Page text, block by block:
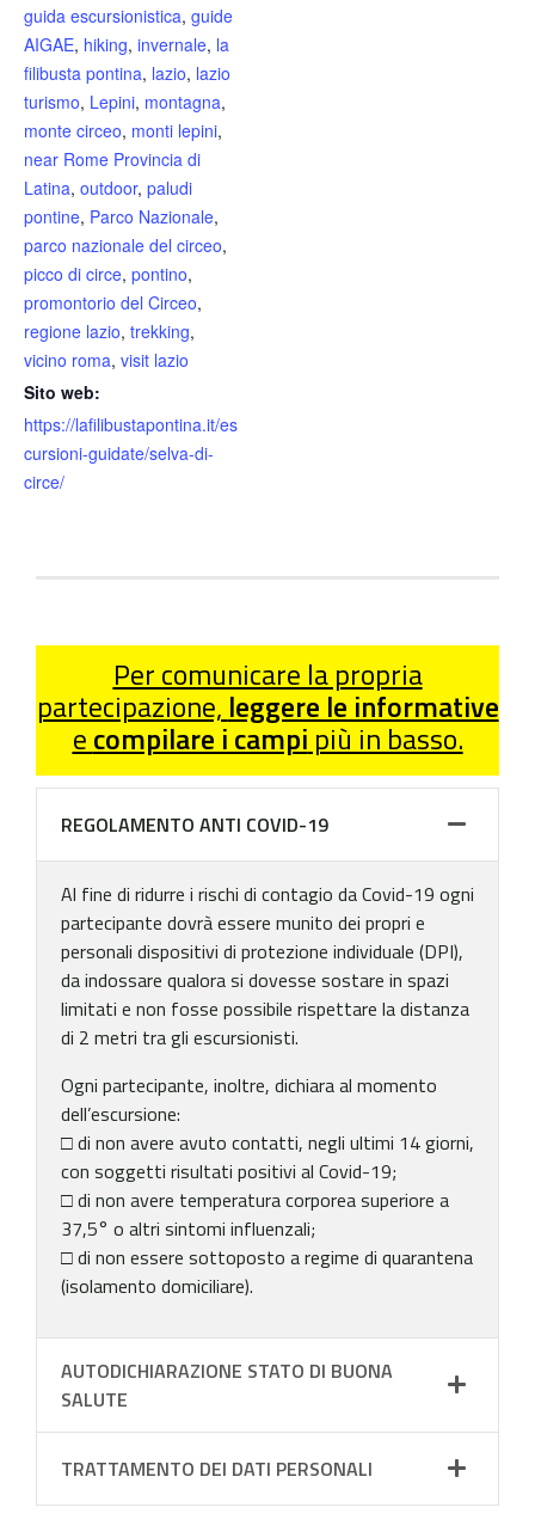
guida escursionistica, guide
AIGAE, hiking, invernale, la
filibusta pontina, lazio, lazio
turismo, Lepini, montagna,
monte circeo, monti lepini,
near Rome Provincia di
Latina, outdoor, paludi
pontine, Parco Nazionale,
parco nazionale del circeo,
picco di circe, pontino,
promontorio del Circeo,
regione lazio, trekking,
vicino roma, visit lazio
Sito web:
https://lafilibustapontina.it/es
cursioni-guidate/selva-di-
circe/
Per comunicare la propria
partecipazione, leggere le informative
ecompilare i campi più in basso.
REGOLAMENTO ANTI COVID-19
Al fine di ridurre i rischi di contagio da Covid-19 ogni
partecipante dovrà essere munito dei propri e
personali dispositivi di protezione individuale (DPI),
da indossare qualora si dovesse sostare in spazi
limitati e non fosse possibile rispettare la distanza
di 2 metri tra gli escursionisti.
Ogni partecipante, inoltre, dichiara al momento
dell’escursione:
□ di non avere avuto contatti, negli ultimi 14 giorni,
con soggetti risultati positivi al Covid-19;
□ di non avere temperatura corporea superiore a
37,5° o altri sintomi influenzali;
□ di non essere sottoposto a regime di quarantena
(isolamento domiciliare).
AUTODICHIARAZIONE STATO DI BUONA
SALUTE
TRATTAMENTO DEI DATI PERSONALI